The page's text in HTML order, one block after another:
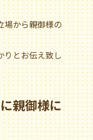
場から親御様の
りとお伝え致し
親御様に